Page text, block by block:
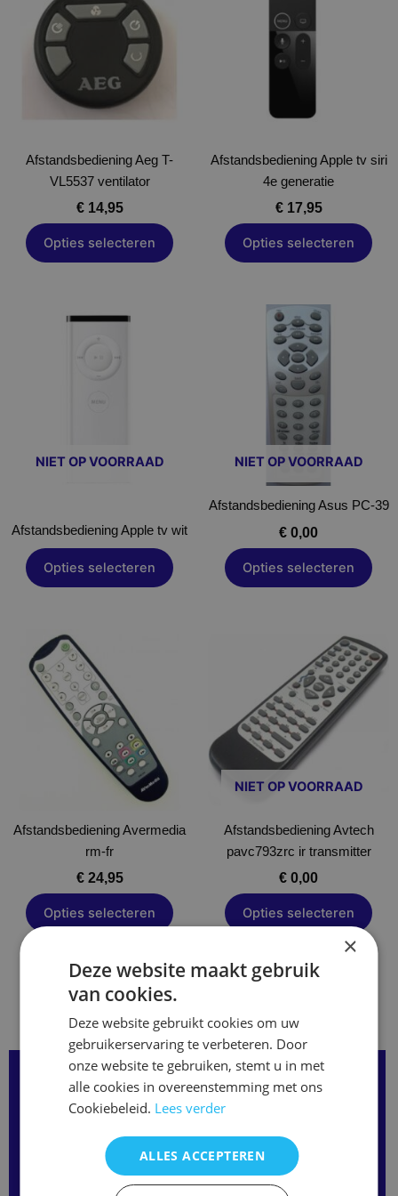
Afstandsbediening Aeg T-
VL5537 ventilator
€14,95
Opties selecteren
heeft
meerdere
variaties.
Deze
optie
kan
worden
op
de
productpagina
Afstandsbediening Apple tv siri
4e generatie
€17,95
Opties selecteren
meerdere
kan
worden
op
de
productpagina
NIET OP VOORRAAD
Afstandsbediening Apple tv wit
Opties selecteren
NIET OP VOORRAAD
Afstandsbediening Asus PC-39
€ 0,00
Opties selecteren
Dit
product
heeft
meerdere
variaties.
Deze
optie
kan
gekozen
worden
op
de
productpagina
Afstandsbediening Avermedia
rm-fr
€24,95
Opties selecteren
heeft
meerdere
variaties.
Deze
optie
kan
worden
op
de
productpagina
NIET OP VOORRAAD
Afstandsbediening Avtech
pavc793zrc ir transmitter
€ 0,00
Opties selecteren
product
heeft
meerdere
variaties.
Deze
optie
kan
worden
op
de
productpagina
Over onze Afstandsbedieningen:
We hebben afstandsbedieningen in verschillende types.
hiernaast even in of bel ons en we bespreken samen de
mogelijkheden.
×
Deze website maakt gebruik
van cookies.
Deze website gebruikt cookies om uw
gebruikerservaring te verbeteren. Door
onze website te gebruiken, stemt u in met
alle cookies in overeenstemming met ons
Cookiebeleid. Lees verder
ALLES ACCEPTEREN